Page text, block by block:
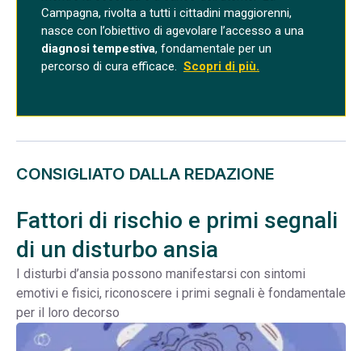
Campagna, rivolta a tutti i cittadini maggiorenni,
nasce con l’obiettivo di agevolare l’accesso a una
diagnosi tempestiva, fondamentale per un
percorso di cura efficace. Scopri di più.
CONSIGLIATO DALLA REDAZIONE
Fattori di rischio e primi segnali
di un disturbo ansia
I disturbi d’ansia possono manifestarsi con sintomi
emotivi e fisici, riconoscere i primi segnali è fondamentale
per il loro decorso